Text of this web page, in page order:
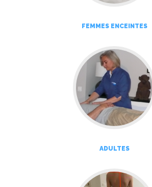
FEMMES ENCEINTES
ADULTES